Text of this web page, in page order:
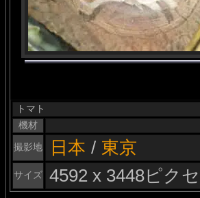
トマト
機材
撮影地
日本 / 東京
サイズ 4592 x 3448ピク